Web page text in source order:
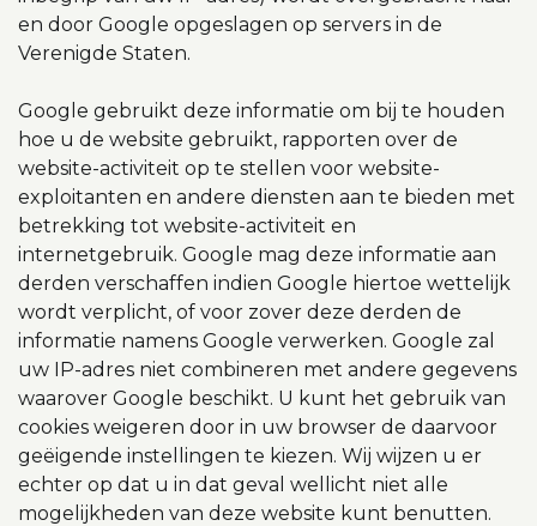
en door Google opgeslagen op servers in de
Verenigde Staten.
Google gebruikt deze informatie om bij te houden
hoe u de website gebruikt, rapporten over de
website-activiteit op te stellen voor website-
exploitanten en andere diensten aan te bieden met
betrekking tot website-activiteit en
internetgebruik. Google mag deze informatie aan
derden verschaffen indien Google hiertoe wettelijk
wordt verplicht, of voor zover deze derden de
informatie namens Google verwerken. Google zal
uw IP-adres niet combineren met andere gegevens
waarover Google beschikt. U kunt het gebruik van
cookies weigeren door in uw browser de daarvoor
geëigende instellingen te kiezen. Wij wijzen u er
echter op dat u in dat geval wellicht niet alle
mogelijkheden van deze website kunt benutten.